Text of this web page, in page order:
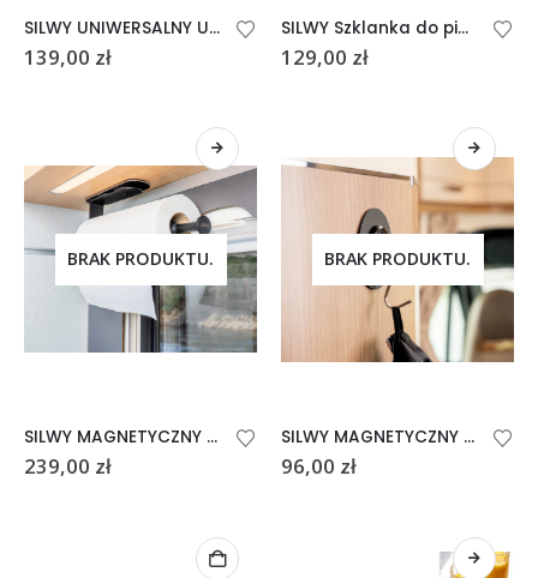
SILWY UNIWERSALNY UCHWYT DO BUTELEK I PUSZEK
139,00 zł
SILWY Szklanka do piwa ze szkła 0,5l
129,00 zł
BRAK PRODUKTU.
SILWY MAGNETYCZNY UCHWYT NA RĘCZNIK PAPIEROWY
239,00 zł
BRAK PRODUKTU.
SILWY MAGNETYCZNY HACZYK CZARNY DO 0,8 kg
96,00 zł